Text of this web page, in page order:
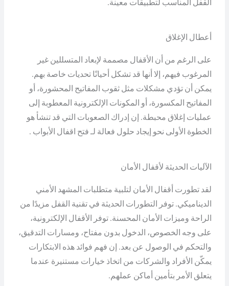
أعطال الإغلاق
على الرغم من أن الأقفال مصممة لإبعاد المتسللين غير
المرغوب فيهم، إلا أنها قد تشكل أحيانًا تحديات خاصة بهم.
يمكن أن تؤدي مشكلات مثل ثقوب المفاتيح المحشورة، أو
المفاتيح المكسورة، أو المكونات الإلكترونية المعطوبة إلى
عمليات إغلاق محبطة. إن إدراك الصعوبات التي قد تنشأ هو
الخطوة الأولى نحو إيجاد حلول فعالة لـ فتح اقفال الأبواب .
الآليات الحديثة لأقفال الأمان
لقد تطورت أقفال الأمان لتلبية متطلبات المشهد الأمني
الديناميكي. توفر التطورات الحديثة في تقنية القفل مزيدًا من
الراحة وميزات الأمان المحسنة. توفر الأقفال الإلكترونية،
على وجه الخصوص، الدخول بدون مفتاح، ومسارات التدقيق،
والتحكم في الوصول عن بعد. إن فهم فوائد هذه الابتكارات
يمكّن الأفراد والشركات من اتخاذ خيارات مستنيرة عندما
يتعلق الأمر بتأمين أماكن عملهم.